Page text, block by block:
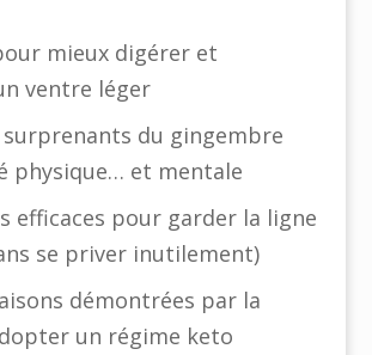
mieux digérer et
ventre léger
du gingembre
physique… et mentale
efficaces pour garder la ligne
se priver inutilement)
démontrées par la
un régime keto